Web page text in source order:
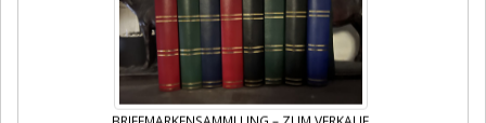
BRIEFMARKENSAMMLUNG – ZUM VERKAUF